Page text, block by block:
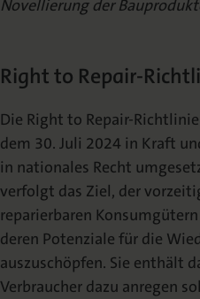
Ihre Einstiegsmöglichkeiten
Termine
Nomos für Sie vor Ort
NomosEvents
Online und Live
Geisteswissenschaften
Inlibra
Die digitale Bibliothek
Werben in Fachzeitschriften
Kataloge
Aktuelle Prospekte zum
FAQ
Häufige Fragen
Novellierung der
Right to Repair-
Die Right to Repair-
dem 30. Juli 2024 in Kraft
in nationales Recht
verfolgt das Ziel, der
reparierbaren
deren Potenziale für die
auszuschöpfen. Sie enthält
Verbraucher dazu anregen